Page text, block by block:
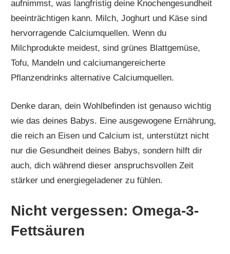
aufnimmst, was langfristig deine Knochengesundheit
beeinträchtigen kann. Milch, Joghurt und Käse sind
hervorragende Calciumquellen. Wenn du
Milchprodukte meidest, sind grünes Blattgemüse,
Tofu, Mandeln und calciumangereicherte
Pflanzendrinks alternative Calciumquellen.
Denke daran, dein Wohlbefinden ist genauso wichtig
wie das deines Babys. Eine ausgewogene Ernährung,
die reich an Eisen und Calcium ist, unterstützt nicht
nur die Gesundheit deines Babys, sondern hilft dir
auch, dich während dieser anspruchsvollen Zeit
stärker und energiegeladener zu fühlen.
Nicht vergessen: Omega-3-
Fettsäuren